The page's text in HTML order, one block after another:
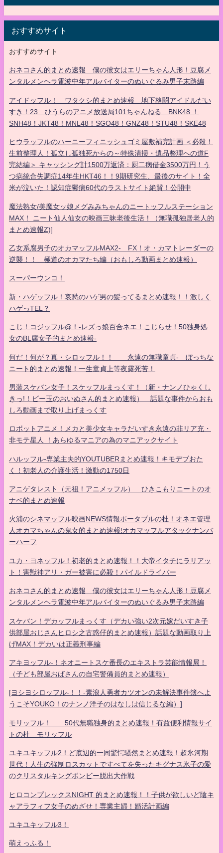
おすすめサイト
おすすめサイト
おネコさん的まとめ速報 僕の彼女はエリーちゃん人形！豆腐メ
ンタルメンヘラ電波中年アルバイターのぬいぐるみ男子末路編
アイドッフル！ ワタクシ的まとめ速報 地下格闘アイドルだい
すき！23 ひうらのアニメ放送局101ちゃんねる BNK48 ！
SNH48！JKT48！MNL48！SGO48！GNZ48！STU48！SKE48
ヒウラッフルのハーニーフィニッシュゴミ屋敷補完計画 ＜必殺！
生前整理人！孤立し孤独死からの～特殊清掃・遺品整理への道F
完結編＞ キャッシング計1500万返済：厨二病借金3500万円！う
つ病統合失調症14年生HKT46！！9期研究生、最後のサイト！全
米が泣いた！認知症鬱病60代のラストサイト絶賛！公開中
魔法熟女/美魔女ッ娘メグみみちゃんのニートッフルステーション
MAX！ ニート仙人仙女の映画三昧老後生活！（無職孤独居老人的
まとめ速報Z)]
乙女系腐男子のオカマッフルMAX2- FX！オ・カマトレーダーの
逆襲！！ 極道のオカマたち編（おもしろ動画まとめ速報）
スーパーウンコ！
新・ハゲッフル！哀愁のハゲ男の髪ってるまとめ速報！！激しく
ハゲっTEL？
こじ！コジッフル@！-レズっ娘百合ネエ！こじらせ！50独身処
女のBL腐女子的まとめ速報-
何だ！何が？真・シロッフル！！ 永遠の無職童貞- ぼっちな
ニート的まとめ速報！一生童貞上等夜露死苦！
男装スケバン女子！スケッフルまっくす！（新・ナンノひゃくし
きっ!！ビー玉のおいぬさん的まとめ速報） 話題な事件からおも
しろ動画まで取り上げまっくす
ロボットアニメ！メカと美少女キャラだいすき永遠の非リア充・
非モテ星人 ！あらゆるマニアの為のマニアックサイト
ハルッフル-専業主夫的YOUTUBERまとめ速報！キモデブおた
く！初老人の介護生活！激動の1750日
アニゲタレスト（元祖！アニメッフル） ひきこもりニートのオ
ナベ的まとめ速報
火浦のシネマッフル映画NEWS情報ポータブルの杜！オネエ管理
人オカマちゃんの鬼女的まとめ速報!オカマッフルアタックナンバ
ーハーフ
ユカ・ヨネッフル！初老的まとめ速報！！大帝イタチにラリアッ
ト！害獣神アリ・ガー被害に必殺！パイルドライバー
おネコさん的まとめ速報 僕の彼女はエリーちゃん人形！豆腐メ
ンタルメンヘラ電波中年アルバイターのぬいぐるみ男子末路編
スケバン！デカッフルまっくす（デカい強い2次元嫁だいすき子
供部屋おじさんヒロシ之古惑仔的まとめ速報）話題な動画取り上
げMAX！デカいは正義刑事編
アキヨッフル-！ネオニートスケ番長のエキストラ芸能情報局！
（子ども部屋おばさんの自宅警備員的まとめ速報）
[ヨシヨシロッフル-！！-素浪人勇者カツオンの未解決事件簿へよ
うこそYOUKO！のナンノ洋子のはなしは信じるな編）]
モリッフル！ 50代無職独身的まとめ速報！有益便利情報サイ
トの杜 モリッフル
ユキユキッフル2！ど底辺的一同驚愕騒然まとめ速報！超氷河期
世代！人生の強制ロスカットですべてを失ったキグナス氷子の愛
のクリスタルキングボンビー脱出大作戦
ヒロコンプレックスNIGHT 的まとめ速報！！子供が欲しいど陰キ
ャアラフィフ女子のめざせ！専業主婦！婚活計画編
ユキユキッフル3！
萌えっふる！